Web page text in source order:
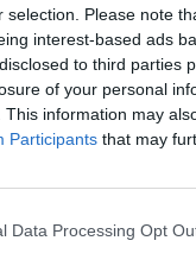
selection. Please note
interest-based ads
to third parties
of your personal
This information may
Participants that may
Data Processing Opt